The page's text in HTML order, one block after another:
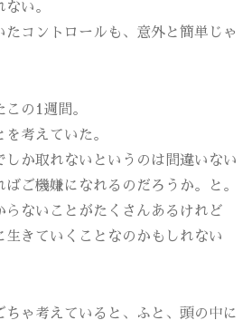
い。
たコントロールも、意外と簡単じゃ
の1週間。
考えていた。
しか取れないというのは間違いない
ご機嫌になれるのだろうか。と。
らないことがたくさんあるけれど
生きていくことなのかもしれない
ちゃ考えていると、ふと、頭の中に